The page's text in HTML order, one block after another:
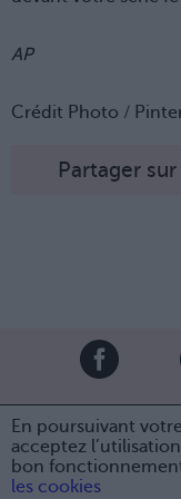
En poursuivant
acceptez
bon
les cookies
AP
Crédit Photo /
Partager
Brandeploy Qui
©